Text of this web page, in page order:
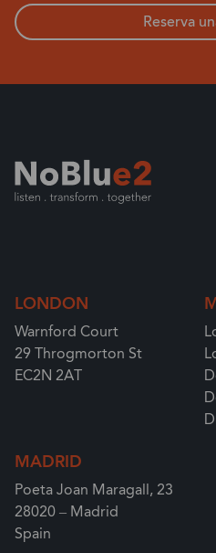
Reserva
LONDON
Warnford Court
29 Throgmorton St
EC2N 2AT
MADRID
Poeta Joan Maragall, 23
28020 – Madrid
Spain